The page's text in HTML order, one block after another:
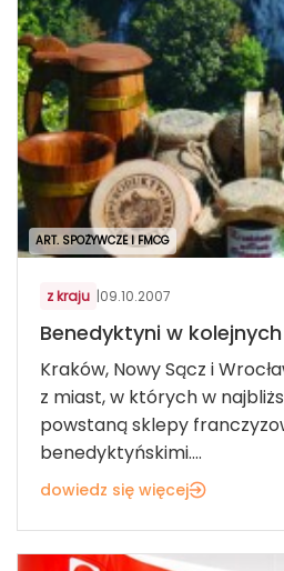
ART. SPOŻYWCZE I FMCG
z kraju |09.10.2007
Benedyktyni w
Kraków, Nowy Sącz i
z miast, w których w
powstaną sklepy
benedyktyńskimi....
dowiedz się więcej